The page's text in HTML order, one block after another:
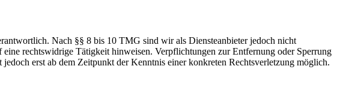
Nach §§ 8 bis 10 TMG sind wir als Diensteanbieter jedoch nicht
rechtswidrige Tätigkeit hinweisen. Verpflichtungen zur Entfernung oder Sperrung
erst ab dem Zeitpunkt der Kenntnis einer konkreten Rechtsverletzung möglich.